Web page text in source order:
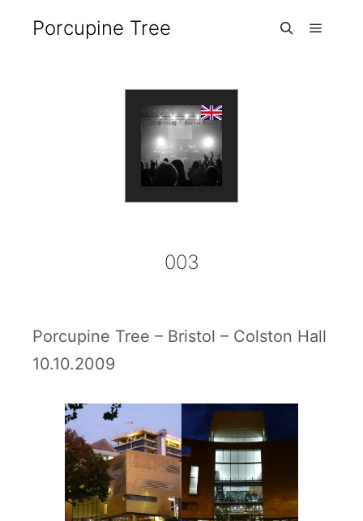
Porcupine Tree
003
Porcupine Tree – Bristol – Colston Hall
10.10.2009